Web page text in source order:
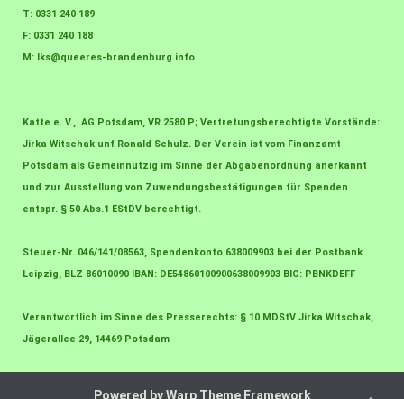
T: 0331 240 189
F: 0331 240 188
M:
lks@queeres-brandenburg.info
Katte e. V., AG Potsdam, VR 2580 P; Vertretungsberechtigte Vorstände:
Jirka Witschak unf Ronald Schulz. Der Verein ist vom Finanzamt
Potsdam als Gemeinnützig im Sinne der Abgabenordnung anerkannt
und zur Ausstellung von Zuwendungsbestätigungen für Spenden
entspr. § 50 Abs.1 EStDV berechtigt.
Steuer-Nr. 046/141/08563, Spendenkonto 638009903 bei der Postbank
Leipzig, BLZ 86010090 IBAN: DE54860100900638009903 BIC: PBNKDEFF
Verantwortlich im Sinne des Presserechts: § 10 MDStV Jirka Witschak,
Jägerallee 29, 14469 Potsdam
Powered byWarp Theme Framework